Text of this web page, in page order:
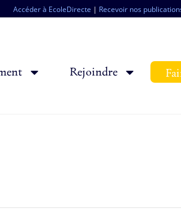
Accéder à EcoleDirecte | Recevoir nos
Rejoindre